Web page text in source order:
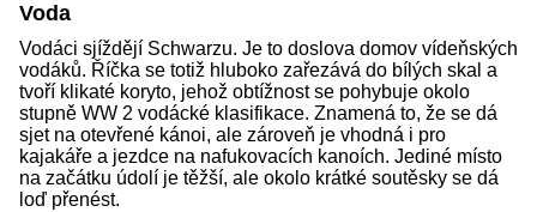
Voda
Vodáci sjíždějí Schwarzu. Je to doslova domov vídeňských
vodáků. Říčka se totiž hluboko zařezává do bílých skal a
tvoří klikaté koryto, jehož obtížnost se pohybuje okolo
stupně WW 2 vodácké klasifikace. Znamená to, že se dá
sjet na otevřené kánoi, ale zároveň je vhodná i pro
kajakáře a jezdce na nafukovacích kanoích. Jediné místo
na začátku údolí je těžší, ale okolo krátké soutěsky se dá
loď přenést.